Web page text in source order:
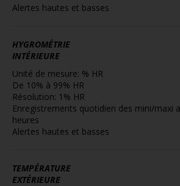
Alertes hautes et basses
HYGROMÉTRIE
INTÉRIEURE
Unité de mesure: % HR
De 10% à 99% HR
Résolution: 1% HR
Enregistrements quotidien des mini/maxi
heures
Alertes hautes et basses
TEMPÉRATURE
EXTÉRIEURE